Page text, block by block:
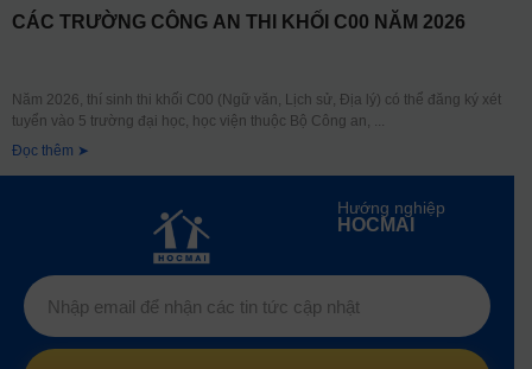
CÁC TRƯỜNG CÔNG AN THI KHỐI C00 NĂM 2026
Năm 2026, thí sinh thi khối C00 (Ngữ văn, Lịch sử, Địa lý) có thể đăng ký xét
tuyển vào 5 trường đại học, học viện thuộc Bộ Công an,
Đọc thêm ➤
Hướng nghiệp
HOCMAI